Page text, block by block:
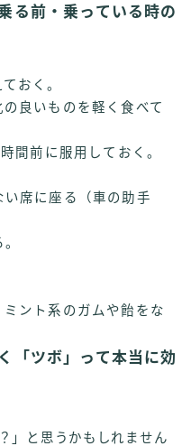
る前・乗っている時の
おく。
良いものを軽く食べて
間前に服用しておく。
席に座る（車の助手
ント系のガムや飴をな
「ツボ」って本当に効
」と思うかもしれません